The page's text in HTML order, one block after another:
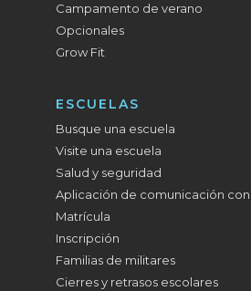
Campamento de verano
Opcionales
Grow Fit
ESCUELAS
Busque una escuela
Visite una escuela
Salud y seguridad
Aplicación de comunicación con
Matrícula
Inscripción
Familias de militares
Cierres y retrasos escolares